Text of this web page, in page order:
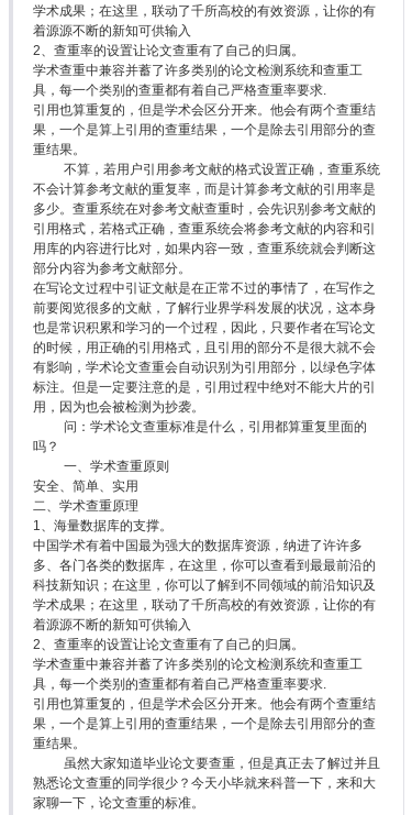
学术成果；在这里，联动了千所高校的有效资源，让你的有
着源源不断的新知可供输入
2、查重率的设置让论文查重有了自己的归属。
学术查重中兼容并蓄了许多类别的论文检测系统和查重工
具，每一个类别的查重都有着自己严格查重率要求.
引用也算重复的，但是学术会区分开来。他会有两个查重结
果，一个是算上引用的查重结果，一个是除去引用部分的查
重结果。
不算，若用户引用参考文献的格式设置正确，查重系统
不会计算参考文献的重复率，而是计算参考文献的引用率是
多少。查重系统在对参考文献查重时，会先识别参考文献的
引用格式，若格式正确，查重系统会将参考文献的内容和引
用库的内容进行比对，如果内容一致，查重系统就会判断这
部分内容为参考文献部分。
在写论文过程中引证文献是在正常不过的事情了，在写作之
前要阅览很多的文献，了解行业界学科发展的状况，这本身
也是常识积累和学习的一个过程，因此，只要作者在写论文
的时候，用正确的引用格式，且引用的部分不是很大就不会
有影响，学术论文查重会自动识别为引用部分，以绿色字体
标注。但是一定要注意的是，引用过程中绝对不能大片的引
用，因为也会被检测为抄袭。
问：学术论文查重标准是什么，引用都算重复里面的
吗？
一、学术查重原则
安全、简单、实用
二、学术查重原理
1、海量数据库的支撑。
中国学术有着中国最为强大的数据库资源，纳进了许许多
多、各门各类的数据库，在这里，你可以查看到最最前沿的
科技新知识；在这里，你可以了解到不同领域的前沿知识及
学术成果；在这里，联动了千所高校的有效资源，让你的有
着源源不断的新知可供输入
2、查重率的设置让论文查重有了自己的归属。
学术查重中兼容并蓄了许多类别的论文检测系统和查重工
具，每一个类别的查重都有着自己严格查重率要求.
引用也算重复的，但是学术会区分开来。他会有两个查重结
果，一个是算上引用的查重结果，一个是除去引用部分的查
重结果。
虽然大家知道毕业论文要查重，但是真正去了解过并且
熟悉论文查重的同学很少？今天小毕就来科普一下，来和大
家聊一下，论文查重的标准。